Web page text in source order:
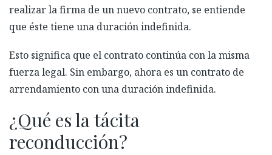
realizar la firma de un nuevo contrato, se entiende
que éste tiene una duración indefinida.
Esto significa que el contrato continúa con la misma
fuerza legal. Sin embargo, ahora es un contrato de
arrendamiento con una duración indefinida.
¿Qué es la tácita
reconducción?